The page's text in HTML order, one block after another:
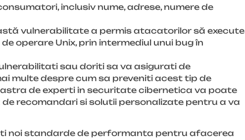
inclusiv nume, adrese, numere de
vulnerabilitate a permis atacatorilor să execute
operare Unix, prin intermediul unui bug în
sau doriti sa va asigurati de
multe despre cum sa preveniti acest tip de
de experti in securitate cibernetica va poate
recomandari si solutii personalizate pentru a va
noi standarde de performanta pentru afacerea